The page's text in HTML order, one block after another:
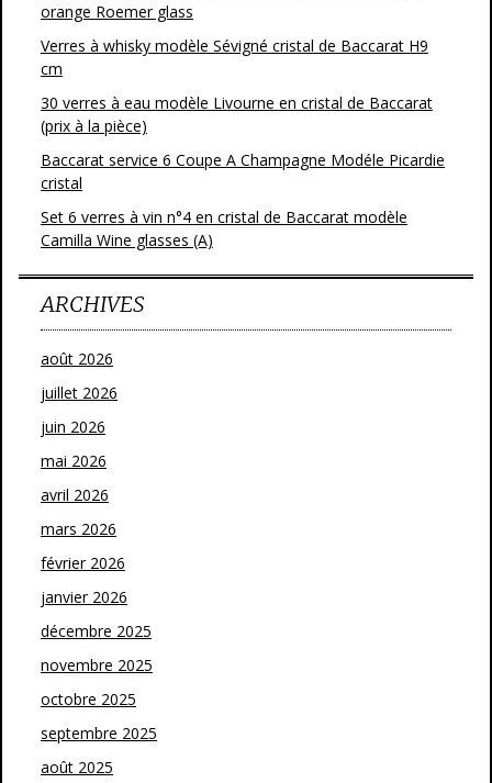
orange Roemer glass
Verres à whisky modèle Sévigné cristal de Baccarat H9
cm
30 verres à eau modèle Livourne en cristal de Baccarat
(prix à la pièce)
Baccarat service 6 Coupe A Champagne Modéle Picardie
cristal
Set 6 verres à vin n°4 en cristal de Baccarat modèle
Camilla Wine glasses (A)
ARCHIVES
août 2026
juillet 2026
juin 2026
mai 2026
avril 2026
mars 2026
février 2026
janvier 2026
décembre 2025
novembre 2025
octobre 2025
septembre 2025
août 2025